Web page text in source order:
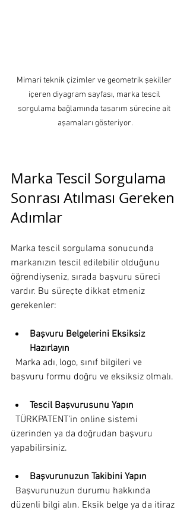
Mimari teknik çizimler ve geometrik şekiller
içeren diyagram sayfası, marka tescil
sorgulama bağlamında tasarım sürecine ait
aşamaları gösteriyor.
Marka Tescil Sorgulama
Sonrası Atılması Gereken
Adımlar
Marka tescil sorgulama sonucunda
markanızın tescil edilebilir olduğunu
öğrendiyseniz, sırada başvuru süreci
vardır. Bu süreçte dikkat etmeniz
gerekenler:
Başvuru Belgelerini Eksiksiz
Hazırlayın
başvuru formu doğru ve eksiksiz olmalı.
Tescil Başvurusunu Yapın
üzerinden ya da doğrudan başvuru
yapabilirsiniz.
Başvurunuzun Takibini Yapın
düzenli bilgi alın. Eksik belge ya da itiraz